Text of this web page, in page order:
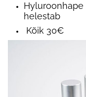
Hyluroonhape
helestab
Kõik 30€